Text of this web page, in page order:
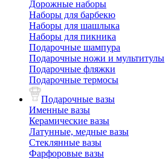
Дорожные наборы
Наборы для барбекю
Наборы для шашлыка
Наборы для пикника
Подарочные шампура
Подарочные ножи и мультитулы
Подарочные фляжки
Подарочные термосы
Подарочные вазы
Именные вазы
Керамические вазы
Латунные, медные вазы
Стеклянные вазы
Фарфоровые вазы